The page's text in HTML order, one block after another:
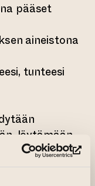
pääset
aineistona
tunteesi
löytämään